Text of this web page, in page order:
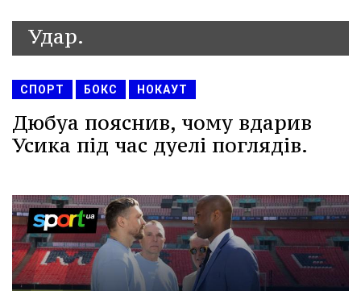
Удар.
СПОРТ БОКС НОКАУТ
Дюбуа пояснив, чому вдарив
Усика під час дуелі поглядів.